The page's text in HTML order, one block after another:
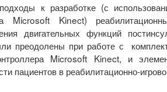
к разработке (с
Microsoft Kinect)
двигательных функций
преодолены при работе с
Microsoft Kinect, и
пациентов в реабилитационно-